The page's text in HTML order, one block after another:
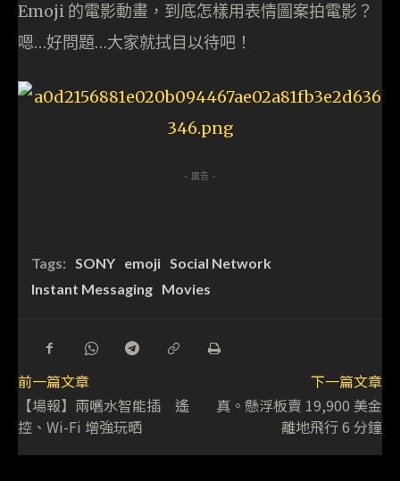
Emoji 的電影動畫，到底怎樣用表情圖案拍電影？
嗯…好問題…大家就拭目以待吧！
- 廣告 -
Tags: SONY emoji Social Network
Instant Messaging Movies
前一篇文章
【場報】兩嚿水智能插 遙
控、Wi-Fi 增強玩晒
下一篇文章
真。懸浮板賣 19,900 美金
離地飛行 6 分鐘